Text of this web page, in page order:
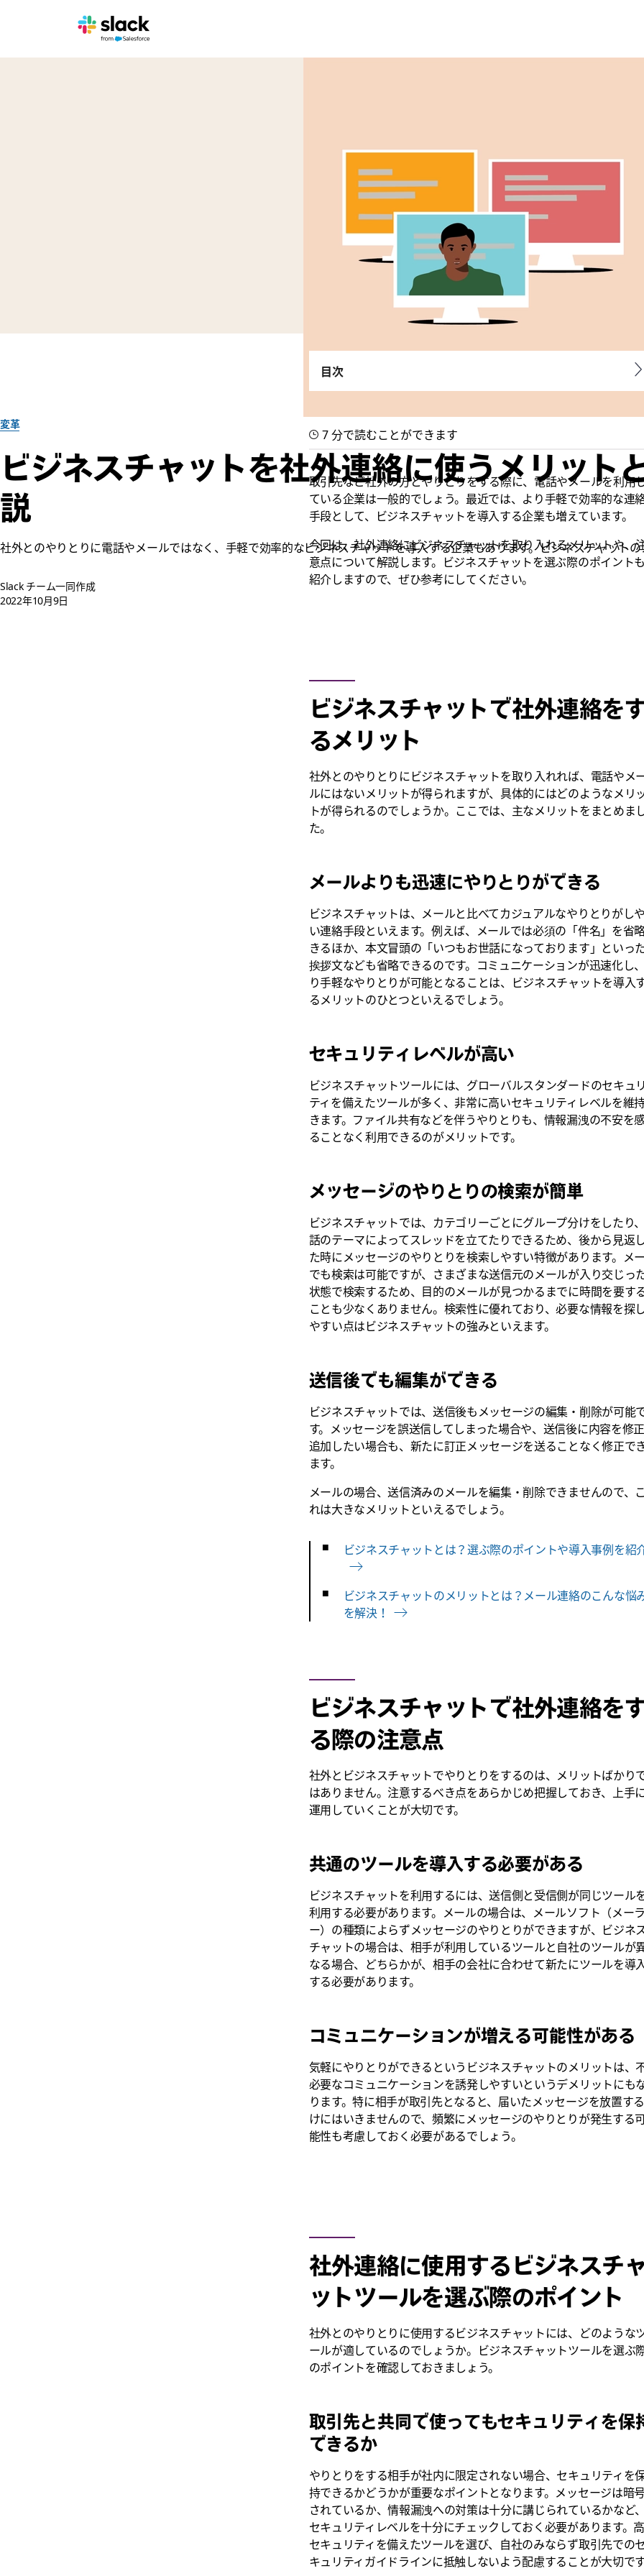
変革
ビジネスチャットを社外連絡に使うメリット
説
社外とのやりとりに電話やメールではなく、手軽で効率的なビジネスチャットを導入する企業もあります。ビジネスチャット
Slack チーム一同作成
2022年10月9日
目次
7 分で読むことができます
取引先など社外の方とやりとりをする際に、電話やメールを利用
ている企業は一般的でしょう。最近では、より手軽で効率的な連
手段として、ビジネスチャットを導入する企業も増えています。
今回は、社外連絡にビジネスチャットを取り入れるメリットや、
意点について解説します。ビジネスチャットを選ぶ際のポイント
紹介しますので、ぜひ参考にしてください。
ビジネスチャットで社外連絡を
るメリット
社外とのやりとりにビジネスチャットを取り入れれば、電話やメ
ルにはないメリットが得られますが、具体的にはどのようなメリ
トが得られるのでしょうか。ここでは、主なメリットをまとめま
た。
メールよりも迅速にやりとりができる
ビジネスチャットは、メールと比べてカジュアルなやりとりがし
い連絡手段といえます。例えば、メールでは必須の「件名」を省
きるほか、本文冒頭の「いつもお世話になっております」といっ
挨拶文なども省略できるのです。コミュニケーションが迅速化し
り手軽なやりとりが可能となることは、ビジネスチャットを導入
るメリットのひとつといえるでしょう。
セキュリティレベルが高い
ビジネスチャットツールには、グローバルスタンダードのセキュリ
ティを備えたツールが多く、非常に高いセキュリティレベルを維
きます。ファイル共有などを伴うやりとりも、情報漏洩の不安を
ることなく利用できるのがメリットです。
メッセージのやりとりの検索が簡単
ビジネスチャットでは、カテゴリーごとにグループ分けをしたり
話のテーマによってスレッドを立てたりできるため、後から見返
た時にメッセージのやりとりを検索しやすい特徴があります。メ
でも検索は可能ですが、さまざまな送信元のメールが入り交じっ
状態で検索するため、目的のメールが見つかるまでに時間を要す
ことも少なくありません。検索性に優れており、必要な情報を探
やすい点はビジネスチャットの強みといえます。
送信後でも編集ができる
ビジネスチャットでは、送信後もメッセージの編集・削除が可能
す。メッセージを誤送信してしまった場合や、送信後に内容を修正
追加したい場合も、新たに訂正メッセージを送ることなく修正で
ます。
メールの場合、送信済みのメールを編集・削除できませんので、こ
れは大きなメリットといえるでしょう。
ビジネスチャットとは？選ぶ際のポイントや導入事例を紹
ビジネスチャットのメリットとは？メール連絡のこんな悩
を解決！
ビジネスチャットで社外連絡を
る際の注意点
社外とビジネスチャットでやりとりをするのは、メリットばかり
はありません。注意するべき点をあらかじめ把握しておき、上手
運用していくことが大切です。
共通のツールを導入する必要がある
ビジネスチャットを利用するには、送信側と受信側が同じツール
利用する必要があります。メールの場合は、メールソフト（メーラ
ー）の種類によらずメッセージのやりとりができますが、ビジネ
チャットの場合は、相手が利用しているツールと自社のツールが
なる場合、どちらかが、相手の会社に合わせて新たにツールを導
する必要があります。
コミュニケーションが増える可能性がある
気軽にやりとりができるというビジネスチャットのメリットは、
必要なコミュニケーションを誘発しやすいというデメリットにも
ります。特に相手が取引先となると、届いたメッセージを放置す
けにはいきませんので、頻繁にメッセージのやりとりが発生する
能性も考慮しておく必要があるでしょう。
社外連絡に使用するビジネスチ
ットツールを選ぶ際のポイント
社外とのやりとりに使用するビジネスチャットには、どのような
ールが適しているのでしょうか。ビジネスチャットツールを選ぶ
のポイントを確認しておきましょう。
取引先と共同で使ってもセキュリティを保
できるか
やりとりをする相手が社内に限定されない場合、セキュリティを
持できるかどうかが重要なポイントとなります。メッセージは暗
されているか、情報漏洩への対策は十分に講じられているかなど、
セキュリティレベルを十分にチェックしておく必要があります。
セキュリティを備えたツールを選び、自社のみならず取引先でのセ
キュリティガイドラインに抵触しないよう配慮することが大切です